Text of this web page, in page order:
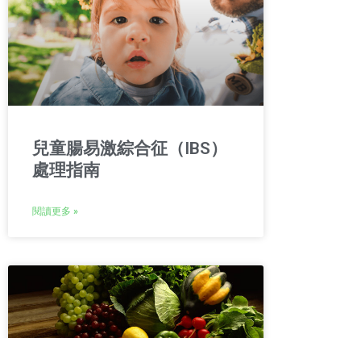
兒童腸易激綜合征（IBS）
處理指南
閱讀更多 »